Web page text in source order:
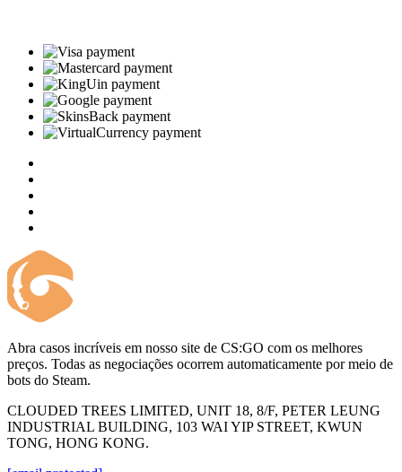
Abra casos incríveis em nosso site de CS:GO com os melhores
preços. Todas as negociações ocorrem automaticamente por meio de
bots do Steam.
CLOUDED TREES LIMITED, UNIT 18, 8/F, PETER LEUNG
INDUSTRIAL BUILDING, 103 WAI YIP STREET, KWUN
TONG, HONG KONG.